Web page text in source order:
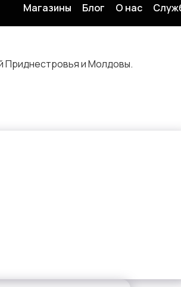
Магазины Блог О нас
Приднестровья и Молдовы.